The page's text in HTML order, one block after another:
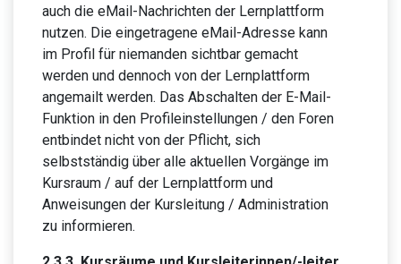
auch die eMail-Nachrichten der Lernplattform
nutzen. Die eingetragene eMail-Adresse kann
im Profil für niemanden sichtbar gemacht
werden und dennoch von der Lernplattform
angemailt werden. Das Abschalten der E-Mail-
Funktion in den Profileinstellungen / den Foren
entbindet nicht von der Pflicht, sich
selbstständig über alle aktuellen Vorgänge im
Kursraum / auf der Lernplattform und
Anweisungen der Kursleitung / Administration
zu informieren.